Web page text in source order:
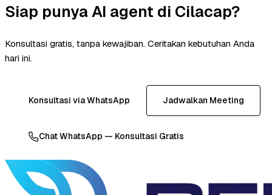
Siap punya AI agent di Cilacap?
Konsultasi gratis, tanpa kewajiban. Ceritakan kebutuhan Anda
hari ini.
Konsultasi via WhatsApp Jadwalkan Meeting
Chat WhatsApp — Konsultasi Gratis